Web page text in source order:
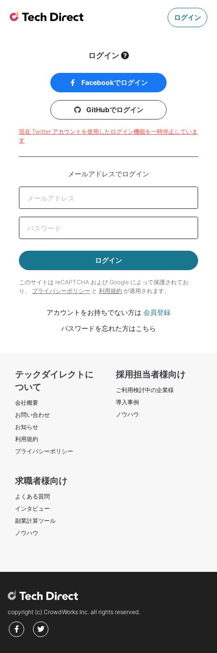
ログイン
ログイン
Facebookでログイン
GitHubでログイン
現在 Twitter アカウントを使用したログイン機能を一時停止していま
す
メールアドレスでログイン
ログイン
このサイトは reCAPTCHA および Google によって保護されてお
り、 プライバシーポリシー と 利用規約 が適用されます。
アカウントをお持ちでない方は 会員登録
パスワードを忘れた方はこちら
テックダイレクトに
ついて
会社概要
お問い合わせ
お知らせ
利用規約
プライバシーポリシー
採用担当者様向け
ご利用検討中の企業様
導入事例
ノウハウ
求職者様向け
よくある質問
インタビュー
副業計算ツール
ノウハウ
copyright (c) CrowdWorks Inc. all rights reserved.